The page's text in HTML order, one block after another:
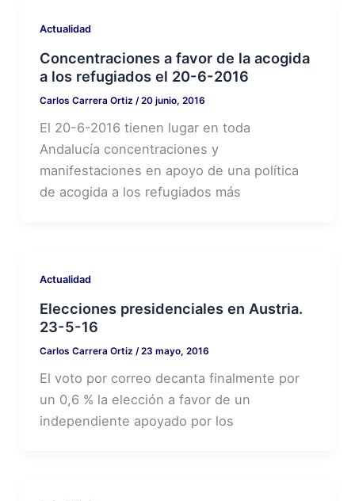
Actualidad
Concentraciones a favor de la acogida
a los refugiados el 20-6-2016
Carlos Carrera Ortiz /20 junio, 2016
El 20-6-2016 tienen lugar en toda
Andalucía concentraciones y
manifestaciones en apoyo de una política
de acogida a los refugiados más
Actualidad
Elecciones presidenciales en Austria.
23-5-16
Carlos Carrera Ortiz /23 mayo, 2016
El voto por correo decanta finalmente por
un 0,6 % la elección a favor de un
independiente apoyado por los